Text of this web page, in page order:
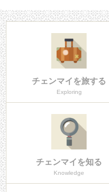
チェンマイを旅する
Exploring
チェンマイを知る
Knowledge